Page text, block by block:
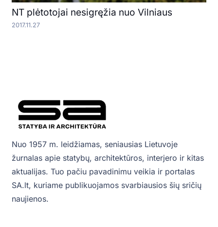
NT plėtotojai nesigręžia nuo Vilniaus
2017.11.27
Nuo 1957 m. leidžiamas, seniausias Lietuvoje
žurnalas apie statybų, architektūros, interjero ir kitas
aktualijas. Tuo pačiu pavadinimu veikia ir portalas
SA.lt, kuriame publikuojamos svarbiausios šių sričių
naujienos.